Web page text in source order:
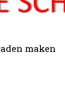
maken